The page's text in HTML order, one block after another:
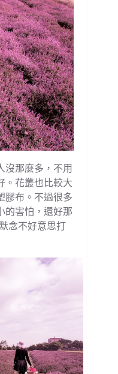
沒那麼多，不用
。花叢也比較大
膠布。不過很多
的害怕，還好那
念不好意思打